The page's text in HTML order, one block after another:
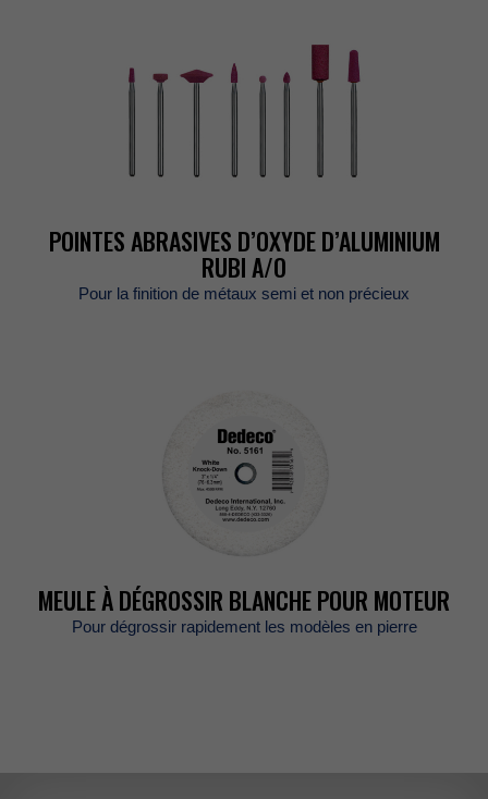
POINTESABRASIVESD’OXYDED’ALUMINIUM
RUBIA/O
Pourlafinitiondemétauxsemietnonprécieux
MEULEÀDÉGROSSIRBLANCHEPOURMOTEUR
Pourdégrossirrapidementlesmodèlesenpierre